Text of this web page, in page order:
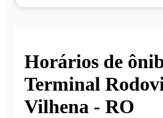
Horários de
Terminal
Vilhena - RO